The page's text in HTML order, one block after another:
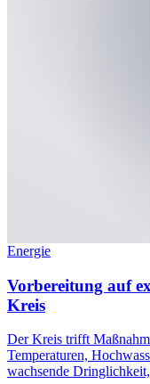
Energie
Vorbereitung auf
Kreis
Der Kreis trifft
Temperaturen,
wachsende